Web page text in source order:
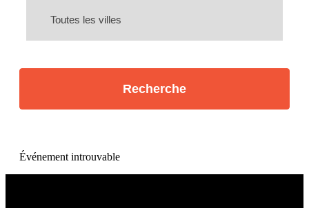
Événement introuvable